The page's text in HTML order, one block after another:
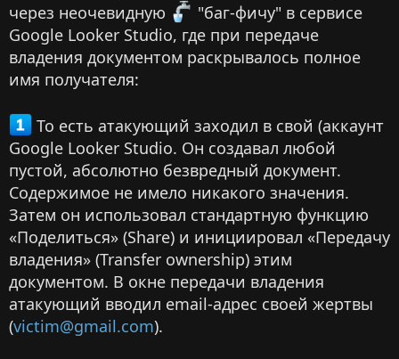
через неочевидную
"баг-фичу" в сервисе
Google Looker Studio, где при передаче
владения документом раскрывалось полное
имя получателя:
То есть атакующий заходил в свой (аккаунт
Google Looker Studio. Он создавал любой
пустой, абсолютно безвредный документ.
Содержимое не имело никакого значения.
Затем он использовал стандартную функцию
«Поделиться» (Share) и инициировал «Передачу
владения» (Transfer ownership) этим
документом. В окне передачи владения
атакующий вводил email-адрес своей жертвы
(victim@gmail.com).